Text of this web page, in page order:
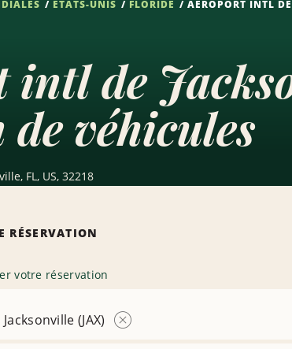
ÉTATS-UNIS FLORIDE AÉROPORT INTL
intl de
véhicules
FL, US, 32218
RÉSERVATION
votre réservation
(JAX)